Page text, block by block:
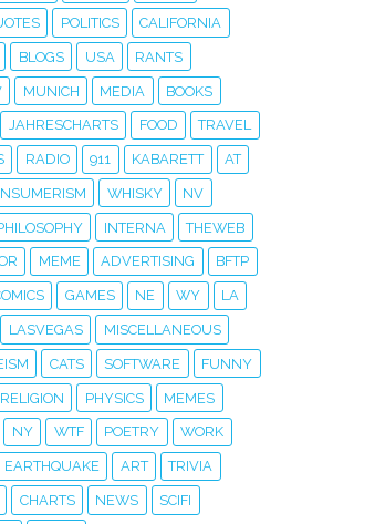
POLITICS CALIFORNIA
BLOGS USA RANTS
MUNICH MEDIA BOOKS
JAHRESCHARTS FOOD TRAVEL
RADIO 911 KABARETT AT
WHISKY NV
INTERNA THEWEB
MEME ADVERTISING BFTP
GAMES NE WY LA
LASVEGAS MISCELLANEOUS
CATS SOFTWARE FUNNY
RELIGION PHYSICS MEMES
NY WTF POETRY WORK
EARTHQUAKE ART TRIVIA
CHARTS NEWS SCIFI